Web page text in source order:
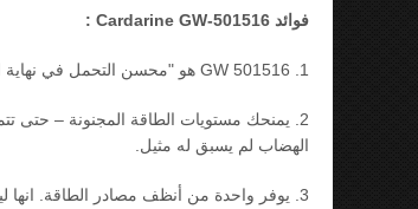
فوائد Cardarine GW-501516 :
1. GW 501516 هو "محسن التحمل في نهاية المطاف" – انها تستخدم من قبل الرياضيين والمنافسين النخبة لسبب.
2. يمنحك مستويات الطاقة المجنونة –
الهضاب لم يسبق له مثيل.
3. يوفر واحدة من أنظف مصادر الطاقة. انها ليست المنشطة, لذلك سوف لا تعطل أو يشعرون بالقلق على الإطلاق.